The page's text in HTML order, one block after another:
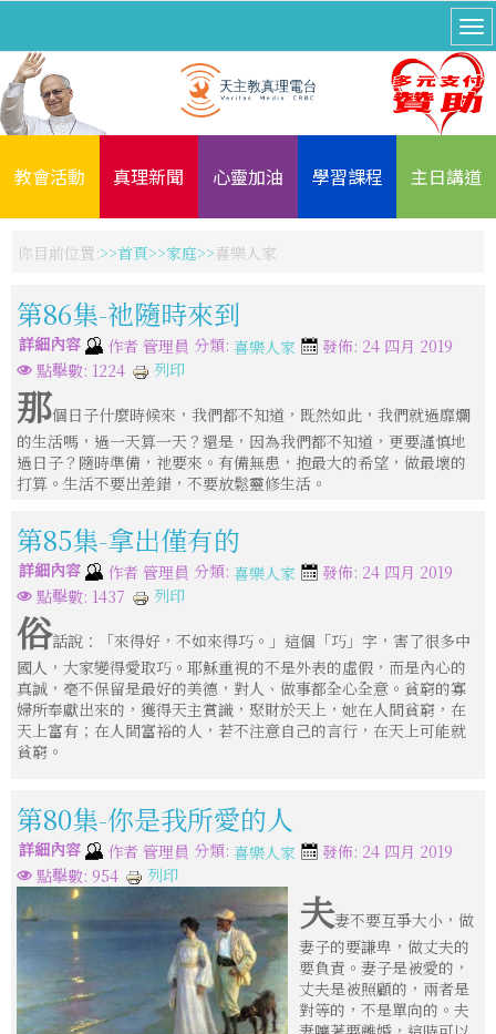
教會活動 真理新聞 心靈加油 學習課程 主日講道
你目前位置: 首頁 家庭 喜樂人家
第86集-祂隨時來到
詳細內容 作者 管理員 分類: 喜樂人家
發佈: 24 四月 2019
點擊數: 1224
列印
那個日子什麼時候來，我們都不知道，既然如此，我們就過靡爛
的生活嗎，過一天算一天？還是，因為我們都不知道，更要謹慎地
過日子？隨時準備，祂要來。有備無患，抱最大的希望，做最壞的
打算。生活不要出差錯，不要放鬆靈修生活。
第85集-拿出僅有的
詳細內容 作者 管理員 分類: 喜樂人家
發佈: 24 四月 2019
點擊數: 1437
列印
俗話說：「來得好，不如來得巧。」這個「巧」字，害了很多中
國人，大家變得愛取巧。耶穌重視的不是外表的虛假，而是內心的
真誠，毫不保留是最好的美德，對人、做事都全心全意。貧窮的寡
婦所奉獻出來的，獲得天主賞識，聚財於天上，她在人間貧窮，在
天上富有；在人間富裕的人，若不注意自己的言行，在天上可能就
貧窮。
第80集-你是我所愛的人
詳細內容 作者 管理員 分類: 喜樂人家
發佈: 24 四月 2019
點擊數: 954
列印
夫妻不要互爭大小，做
妻子的要謙卑，做丈夫的
要負責。妻子是被愛的，
丈夫是被照顧的，兩者是
對等的，不是單向的。夫